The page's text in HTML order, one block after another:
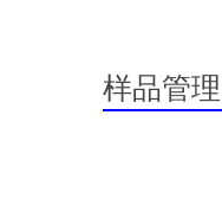
样品管理